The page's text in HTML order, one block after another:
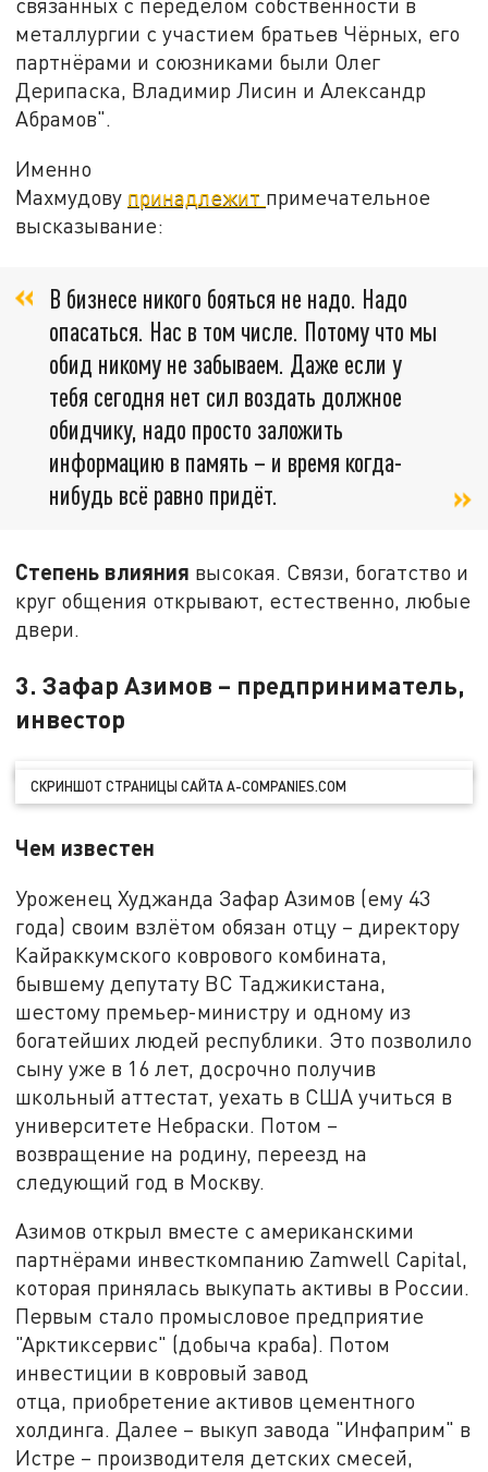
связанных с переделом собственности в
металлургии с участием братьев Чёрных, его
партнёрами и союзниками были Олег
Дерипаска, Владимир Лисин и Александр
Абрамов".
Именно
Махмудову принадлежит примечательное
высказывание:
В бизнесе никого бояться не надо. Надо
опасаться. Нас в том числе. Потому что мы
обид никому не забываем. Даже если у
тебя сегодня нет сил воздать должное
обидчику, надо просто заложить
информацию в память – и время когда-
нибудь всё равно придёт.
Степень влияния высокая. Связи, богатство и
круг общения открывают, естественно, любые
двери.
3. Зафар Азимов – предприниматель,
инвестор
СКРИНШОТ СТРАНИЦЫ САЙТА A-COMPANIES.COM
Чем известен
Уроженец Худжанда Зафар Азимов (ему 43
года) своим взлётом обязан отцу – директору
Кайраккумского коврового комбината,
бывшему депутату ВС Таджикистана,
шестому премьер-министру и одному из
богатейших людей республики. Это позволило
сыну уже в 16 лет, досрочно получив
школьный аттестат, уехать в США учиться в
университете Небраски. Потом –
возвращение на родину, переезд на
следующий год в Москву.
Азимов открыл вместе с американскими
партнёрами инвесткомпанию Zamwell Capital,
которая принялась выкупать активы в России.
Первым стало промысловое предприятие
"Арктиксервис" (добыча краба). Потом
инвестиции в ковровый завод
отца, приобретение активов цементного
холдинга. Далее – выкуп завода "Инфаприм" в
Истре – производителя детских смесей,